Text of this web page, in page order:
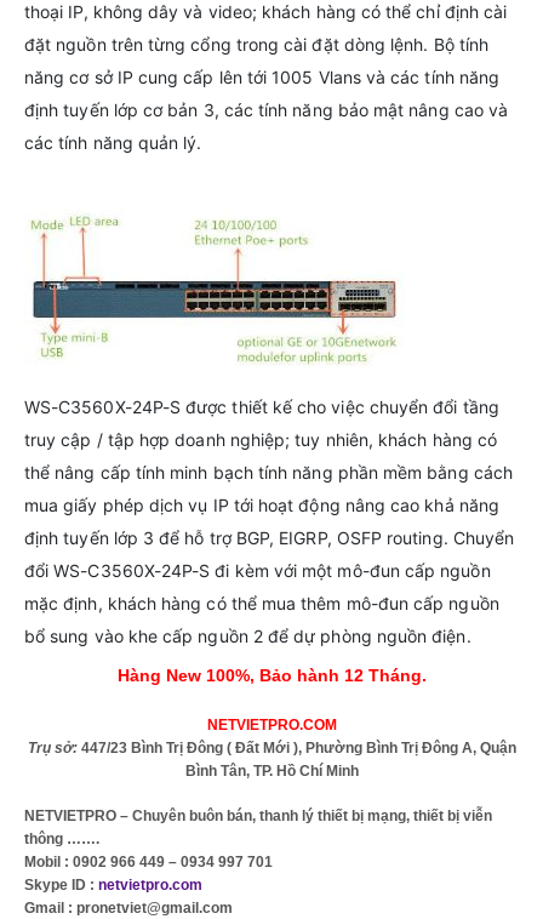
thoại IP, không dây và video; khách hàng có thể chỉ định cài
đặt nguồn trên từng cổng trong cài đặt dòng lệnh. Bộ tính
năng cơ sở IP cung cấp lên tới 1005 Vlans và các tính năng
định tuyến lớp cơ bản 3, các tính năng bảo mật nâng cao và
các tính năng quản lý.
WS-C3560X-24P-S được thiết kế cho việc chuyển đổi tầng
truy cập / tập hợp doanh nghiệp; tuy nhiên, khách hàng có
thể nâng cấp tính minh bạch tính năng phần mềm bằng cách
mua giấy phép dịch vụ IP tới hoạt động nâng cao khả năng
định tuyến lớp 3 để hỗ trợ BGP, EIGRP, OSFP routing. Chuyển
đổi WS-C3560X-24P-S đi kèm với một mô-đun cấp nguồn
mặc định, khách hàng có thể mua thêm mô-đun cấp nguồn
bổ sung vào khe cấp nguồn 2 để dự phòng nguồn điện.
Hàng New 100%, Bảo hành 12 Tháng.
NETVIETPRO.COM
Trụ sở: 447/23 Bình Trị Đông ( Đất Mới ), Phường Bình Trị Đông A, Quận
Bình Tân, TP. Hồ Chí Minh
NETVIETPRO – Chuyên buôn bán, thanh lý thiết bị mạng, thiết bị viễn
thông …….
Mobil : 0902 966 449 – 0934 997 701
Skype ID : netvietpro.com
Gmail : pronetviet@gmail.com